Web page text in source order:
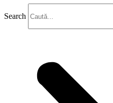
Search